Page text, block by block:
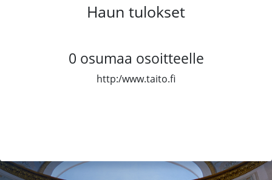
Haun tulokset
0 osumaa osoitteelle
http:/www.taito.fi